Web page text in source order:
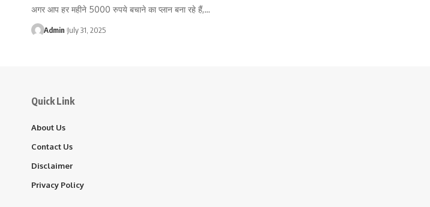
अगर आप हर महीने 5000 रुपये बचाने का प्लान बना रहे हैं,…
Admin July 31, 2025
Quick Link
About Us
Contact Us
Disclaimer
Privacy Policy